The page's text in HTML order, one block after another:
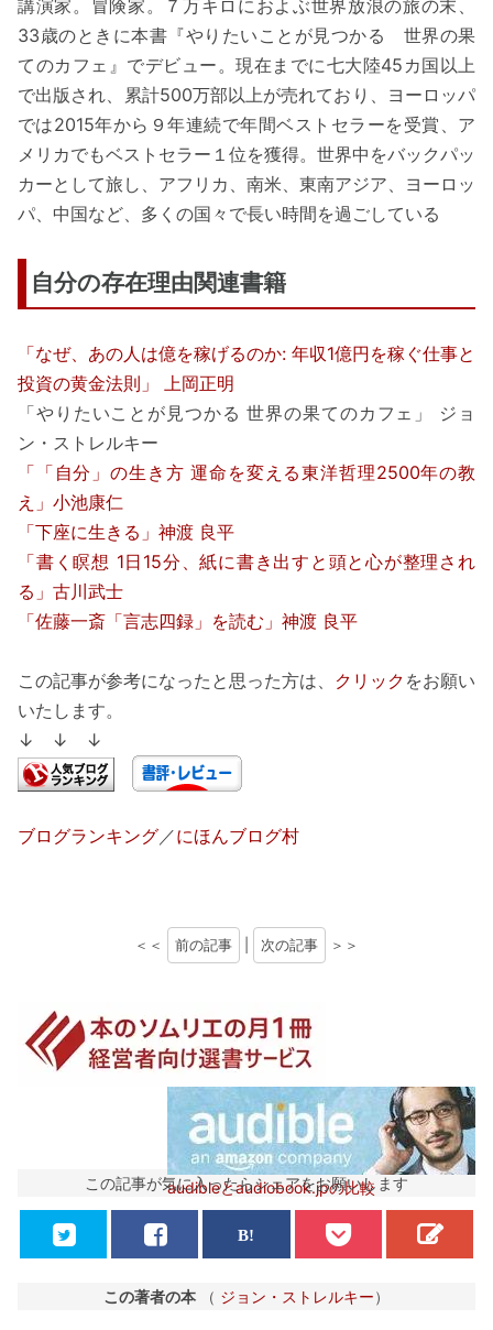
講演家。冒険家。７万キロにおよぶ世界放浪の旅の末、
33歳のときに本書『やりたいことが見つかる 世界の果
てのカフェ』でデビュー。現在までに七大陸45カ国以上
で出版され、累計500万部以上が売れており、ヨーロッパ
では2015年から９年連続で年間ベストセラーを受賞、ア
メリカでもベストセラー１位を獲得。世界中をバックパッ
カーとして旅し、アフリカ、南米、東南アジア、ヨーロッ
パ、中国など、多くの国々で長い時間を過ごしている
自分の存在理由関連書籍
「なぜ、あの人は億を稼げるのか: 年収1億円を稼ぐ仕事と
投資の黄金法則」 上岡正明
「やりたいことが見つかる 世界の果てのカフェ」 ジョ
ン・ストレルキー
「「自分」の生き方 運命を変える東洋哲理2500年の教
え」小池康仁
「下座に生きる」神渡 良平
「書く瞑想 1日15分、紙に書き出すと頭と心が整理され
る」古川武士
「佐藤一斎「言志四録」を読む」神渡 良平
この記事が参考になったと思った方は、 クリック をお願い
いたします。
↓ ↓ ↓
ブログランキング ／にほんブログ村
＜＜ 前の記事 次の記事 ＞＞
audibleとaudiobook.jpの比較
この記事が気に入ったらシェアをお願いします
この著者の本 （ ジョン・ストレルキー）